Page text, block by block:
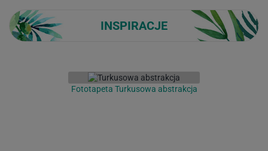
INSPIRACJE
Fototapeta Turkusowa abstrakcja